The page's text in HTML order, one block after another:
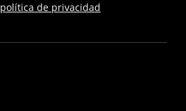
política de privacidad